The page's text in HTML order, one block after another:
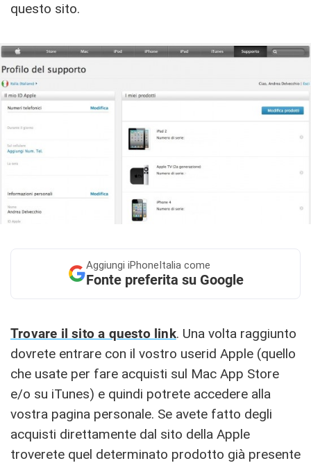
questo sito.
Aggiungi iPhoneItalia come
Fonte preferita su Google
Trovare il sito a questo link. Una volta raggiunto
dovrete entrare con il vostro userid Apple (quello
che usate per fare acquisti sul Mac App Store
e/o su iTunes) e quindi potrete accedere alla
vostra pagina personale. Se avete fatto degli
acquisti direttamente dal sito della Apple
troverete quel determinato prodotto già presente